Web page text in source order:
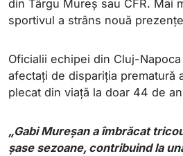
din Târgu Mureș sau CFR. Mai
sportivul a strâns nouă
Oficialii echipei din Cluj-
afectați de dispariția prematură
plecat din viață la doar 44 de
„Gabi Mureșan a îmbrăcat
șase sezoane, contribuind la